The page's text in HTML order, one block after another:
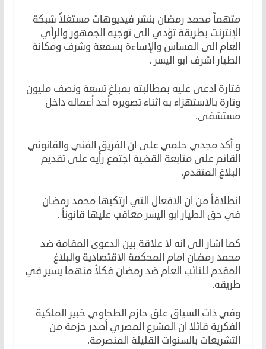
متهماً محمد رمضان بنشر فيديوهات مستغلاً شبكة
الإنترنت بطريقة تؤدي الى توجيه الجمهور والرأي
العام الى المساس والإساءة بسمعة وشرف ومكانة
الطيار اشرف ابو اليسر .
فتارة ادعى عليه بمطالبته بمبلغ تسعة ونصف مليون
وتارة بالاستهزاء به اثناء تصويره أحد أعماله داخل
مستشفى.
و أكد مجدي حلمي على ان الفريق الفني والقانوني
القائم على متابعة القضية اجتمع رأيه على تقديم
البلاغ المتقدم.
انطلاقاً من ان الافعال التي ارتكبها محمد رمضان
في حق الطيار ابو اليسر معاقب عليها قانوناً .
كما اشار الى انه لا علاقة بين الدعوى المقامة ضد
محمد رمضان امام المحكمة الاقتصادية والبلاغ
المقدم للنائب العام ضد رمضان فكلاً منهما يسير في
طريقه.
وفي ذات السياق علق حازم الطحاوي خبير الملكية
الفكرية قائلا ان المشرع المصري أصدر حزمة من
التشريعات بالسنوات القليلة المنصرمة.